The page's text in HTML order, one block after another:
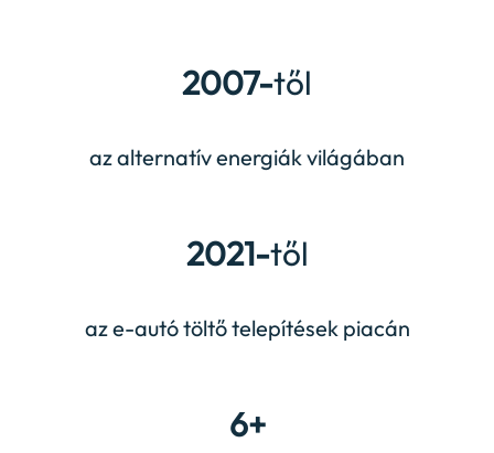
2007-től
az alternatív energiák világában
2021-től
az e-autó töltő telepítések piacán
6+